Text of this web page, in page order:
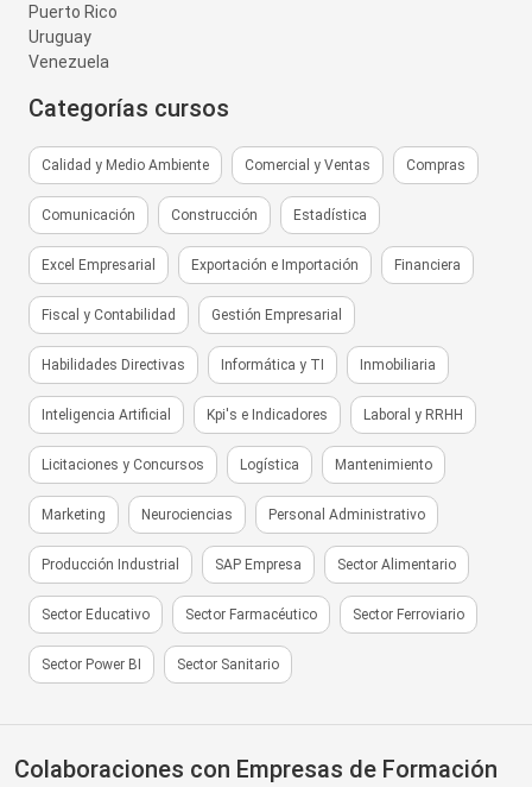
Puerto Rico
Uruguay
Venezuela
Categorías cursos
Calidad y Medio Ambiente Comercial y Ventas Compras
Comunicación Construcción Estadística
Excel Empresarial Exportación e Importación Financiera
Fiscal y Contabilidad Gestión Empresarial
Habilidades Directivas Informática y TI Inmobiliaria
Inteligencia Artificial Kpi's e Indicadores Laboral y RRHH
Licitaciones y Concursos Logística Mantenimiento
Marketing Neurociencias Personal Administrativo
Producción Industrial SAP Empresa Sector Alimentario
Sector Educativo Sector Farmacéutico Sector Ferroviario
Sector Power BI Sector Sanitario
Colaboraciones con Empresas de Formación